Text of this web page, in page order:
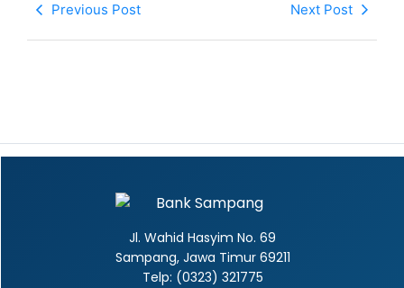
Previous Post Next Post
Jl. Wahid Hasyim No. 69
Sampang, Jawa Timur 69211
Telp: (0323) 321775